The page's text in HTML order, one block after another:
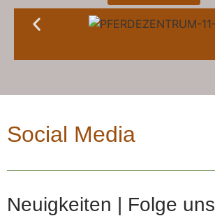
Social Media
Neuigkeiten | Folge uns